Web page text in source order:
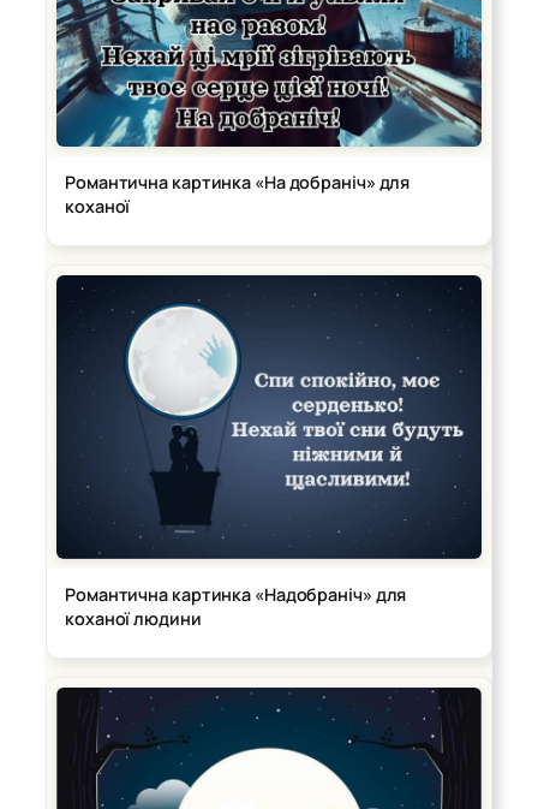
Романтична картинка «На добраніч» для
коханої
Романтична картинка «Надобраніч» для
коханої людини